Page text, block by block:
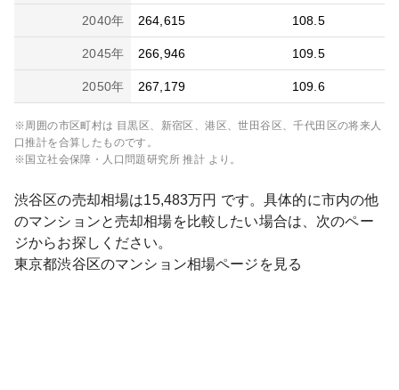
2040年 264,615 108.5
2045年 266,946 109.5
2050年 267,179 109.6
※周囲の市区町村は 目黒区、新宿区、港区、世田谷区、千代田区の将来人
口推計を合算したものです。
※国立社会保障・人口問題研究所 推計 より。
渋谷区の売却相場は15,483万円 です。具体的に市内の他
のマンションと売却相場を比較したい場合は、次のペー
ジからお探しください。
東京都渋谷区のマンション相場ページを見る